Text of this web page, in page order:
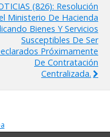
(826): Resolución
Ministerio De Hacienda
Bienes Y Servicios
Susceptibles De Ser
Próximamente
De Contratación
Centralizada.